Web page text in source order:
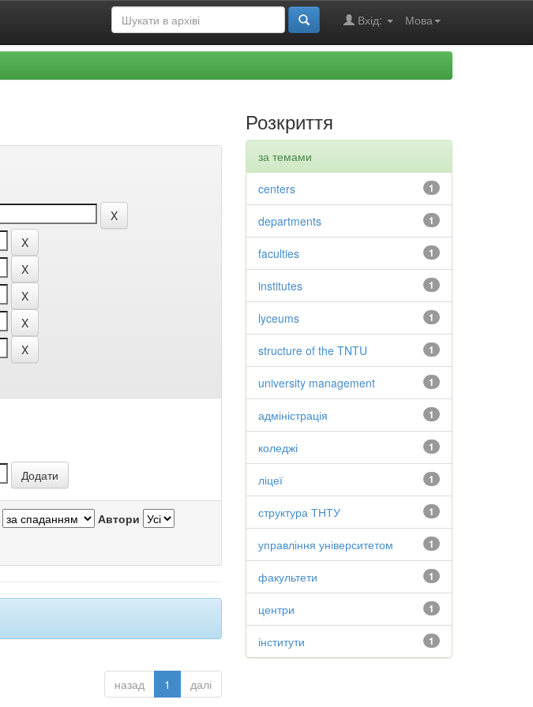
Мова
Вхід:
Автори
назад 1 далі
Розкриття
за темами
1
centers
1
departments
1
faculties
1
institutes
1
lyceums
1
structure of the TNTU
1
university management
1
адміністрація
1
коледжі
1
ліцеї
1
структура ТНТУ
1
управління університетом
1
факультети
1
центри
1
інститути